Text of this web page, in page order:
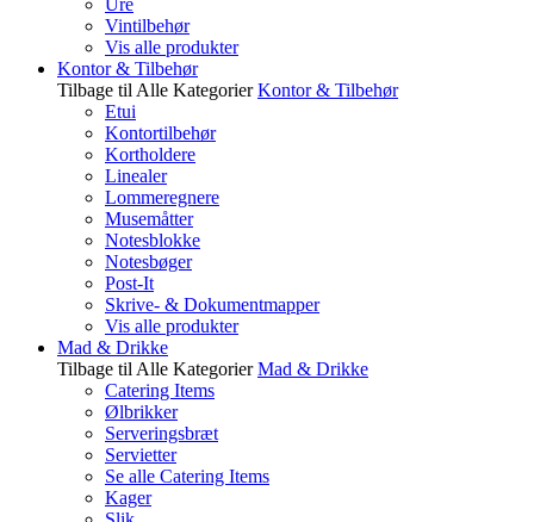
Ure
Vintilbehør
Vis alle produkter
Kontor & Tilbehør
Tilbage til Alle Kategorier Kontor & Tilbehør
Etui
Kontortilbehør
Kortholdere
Linealer
Lommeregnere
Musemåtter
Notesblokke
Notesbøger
Post-It
Skrive- & Dokumentmapper
Vis alle produkter
Mad & Drikke
Tilbage til Alle Kategorier Mad & Drikke
Catering Items
Ølbrikker
Serveringsbræt
Servietter
Se alle Catering Items
Kager